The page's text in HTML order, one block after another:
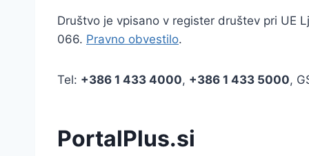
Društvo je vpisano v register društev pri UE
066. Pravno obvestilo.
Tel: +386 1 433 4000, +386 1 433 5000,
PortalPlus.si